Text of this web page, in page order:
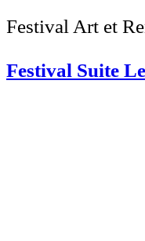
Festival Art et
Festival Suite Le